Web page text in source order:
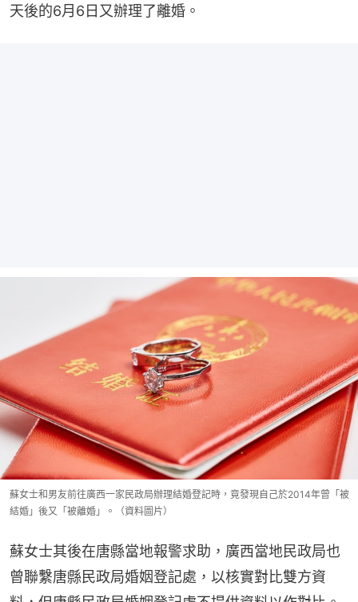
天後的6月6日又辦理了離婚。
蘇女士和男友前往廣西一家民政局辦理結婚登記時，竟發現自己於2014年曾「被
結婚」後又「被離婚」。（資料圖片）
蘇女士其後在唐縣當地報警求助，廣西當地民政局也
曾聯繫唐縣民政局婚姻登記處，以核實對比雙方資